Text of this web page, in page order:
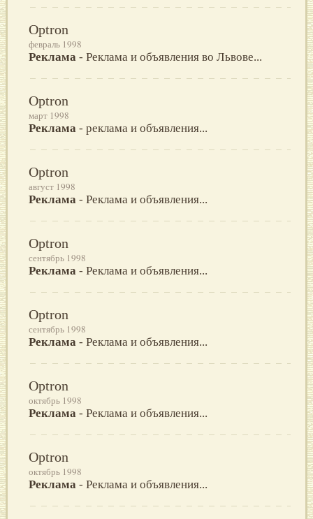
Optron
февраль 1998
Реклама - Реклама и объявления во Львове...
Optron
март 1998
Реклама - реклама и объявления...
Optron
август 1998
Реклама - Реклама и объявления...
Optron
сентябрь 1998
Реклама - Реклама и объявления...
Optron
сентябрь 1998
Реклама - Реклама и объявления...
Optron
октябрь 1998
Реклама - Реклама и объявления...
Optron
октябрь 1998
Реклама - Реклама и объявления...